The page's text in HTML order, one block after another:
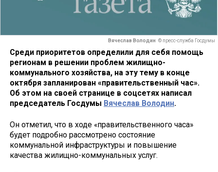
Вячеслав Володин © пресс-служба Госдумы
Среди приоритетов определили для себя помощь
регионам в решении проблем жилищно-
коммунального хозяйства, на эту тему в конце
октября запланирован «правительственный час».
Об этом на своей странице в соцсетях написал
председатель Госдумы Вячеслав Володин.
Он отметил, что в ходе «правительственного часа»
будет подробно рассмотрено состояние
коммунальной инфраструктуры и повышение
качества жилищно-коммунальных услуг.